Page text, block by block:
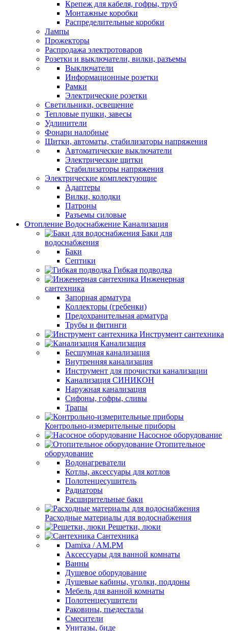
Крепеж для кабеля, гофры, труб
Монтажные коробки
Распределительные коробки
Лампы
Прожекторы
Распродажа электротоваров
Розетки и выключатели, вилки, разъемы
Выключатели
Информационные розетки
Рамки
Электрические розетки
Светильники, освещение
Тепловые пушки, завесы
Удлинители
Фонари налобные
Щитки, автоматы, стабилизаторы напряжения
Автоматические выключатели
Электрические щитки
Стабилизаторы напряжения
Электрические комплектующие
Адаптеры
Вилки, колодки
Патроны
Разъемы силовые
Отопление Водоснабжение Канализация
Баки для
водоснабжения
Баки
Септики
Гибкая подводка
Инженерная
сантехника
Запорная арматура
Коллекторы (гребенки)
Предохранительная арматура
Трубы и фитинги
Инструмент сантехника
Канализация
Бесшумная канализация
Внутренняя канализация
Инструмент для прочистки канализации
Канализация СИНИКОН
Наружная канализация
Сифоны, гофры, сливы
Трапы
Контрольно-измерительные приборы
Насосное оборудование
Отопительное
оборудование
Водонагреватели
Котлы, аксессуары для котлов
Полотенцесушитель
Радиаторы
Расширительные баки
Расходные материалы для водоснабжения
Решетки, люки
Сантехника
Damixa / AM.PM
Аксессуары для ванной комнаты
Ванны
Душевое оборудование
Душевые кабины, уголки, поддоны
Мебель для ванной комнаты
Полотенцесушители
Раковины, пьедесталы
Смесители
Унитазы, биде